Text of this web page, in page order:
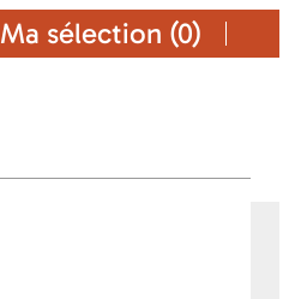
Ma sélection (0)